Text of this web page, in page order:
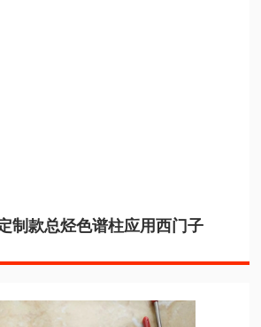
制款总烃色谱柱应用西门子